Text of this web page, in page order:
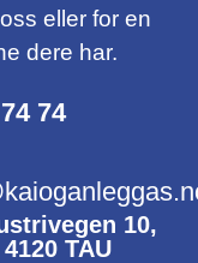
eller for en
dere har.
74
10,
4120 TAU